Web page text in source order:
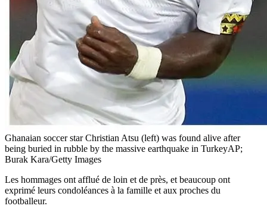
Ghanaian soccer star Christian Atsu (left) was found alive after
being buried in rubble by the massive earthquake in TurkeyAP;
Burak Kara/Getty Images
Les hommages ont afflué de loin et de près, et beaucoup ont
exprimé leurs condoléances à la famille et aux proches du
footballeur.